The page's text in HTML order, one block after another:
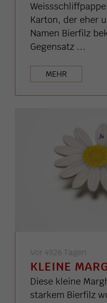
Karton, der eher
Namen Bierfilz
Gegensatz ...
MEHR
Vor 4926 Tagen
KLEINE
Diese kleine
starkem Bierfilz